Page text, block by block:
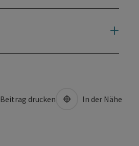
Beitrag drucken In der Nähe